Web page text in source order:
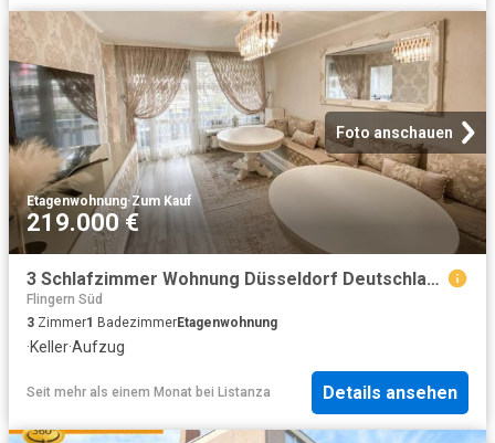
Foto anschauen
Etagenwohnung·Zum Kauf
219.000 €
3 Schlafzimmer Wohnung Düsseldorf Deutschland 103657098
Flingern Süd
3 Zimmer1 BadezimmerEtagenwohnung
·Keller·Aufzug
Seit mehr als einem Monat bei Listanza Details ansehen